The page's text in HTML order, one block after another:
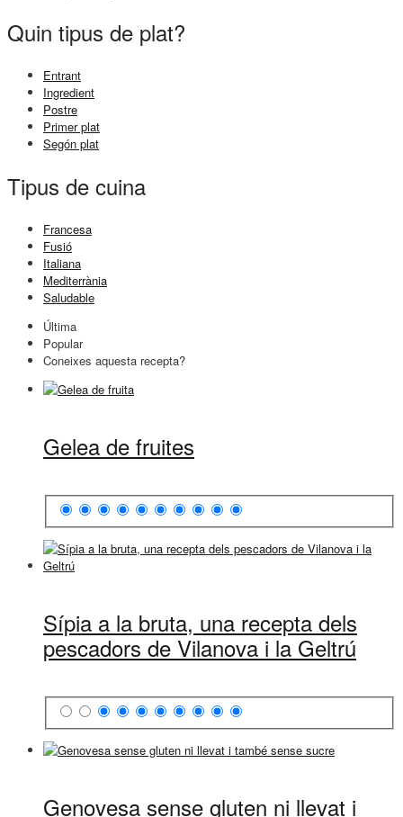
Quin tipus de plat?
Entrant
Ingredient
Postre
Primer plat
Segón plat
Tipus de cuina
Francesa
Fusió
Italiana
Mediterrània
Saludable
Última
Popular
Coneixes aquesta recepta?
Gelea de fruites
Sípia a la bruta, una recepta dels
pescadors de Vilanova i la Geltrú
Genovesa sense gluten ni llevat i